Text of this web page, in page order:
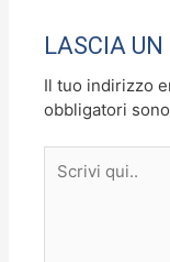
o
k
n
LASCIA
Il tuo indirizzo
obbligatori
qui..